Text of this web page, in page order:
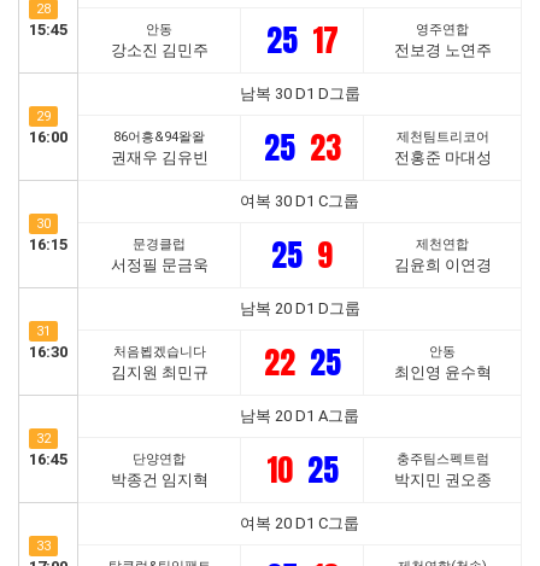
28
15:45 안동
강소진 김민주 25 17 영주연합
전보경 노연주
29
16:00
남복 30 D1 D그룹
86어흥&94왈왈
권재우 김유빈 25 23 제천팀트리코어
전홍준 마대성
30
16:15
여복 30 D1 C그룹
문경클럽
서정필 문금욱 25 9 제천연합
김윤희 이연경
31
16:30
남복 20 D1 D그룹
처음뵙겠습니다
김지원 최민규 22 25 안동
최인영 윤수혁
32
16:45
남복 20 D1 A그룹
단양연합
박종건 임지혁 10 25 충주팀스펙트럼
박지민 권오종
33
여복 20 D1 C그룹